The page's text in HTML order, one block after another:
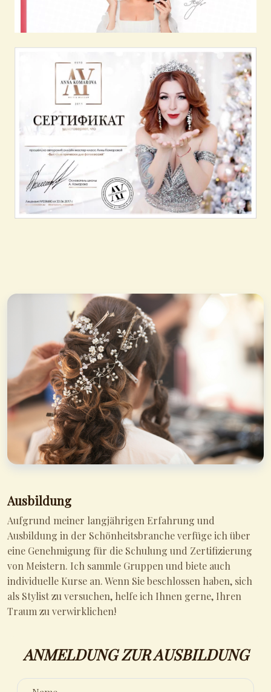
Ausbildung
Aufgrund meiner langjährigen Erfahrung und
Ausbildung in der Schönheitsbranche verfüge ich über
eine Genehmigung für die Schulung und Zertifizierung
von Meistern. Ich sammle Gruppen und biete auch
individuelle Kurse an. Wenn Sie beschlossen haben, sich
als Stylist zu versuchen, helfe ich Ihnen gerne, Ihren
Traum zu verwirklichen!
ANMELDUNG ZUR AUSBILDUNG